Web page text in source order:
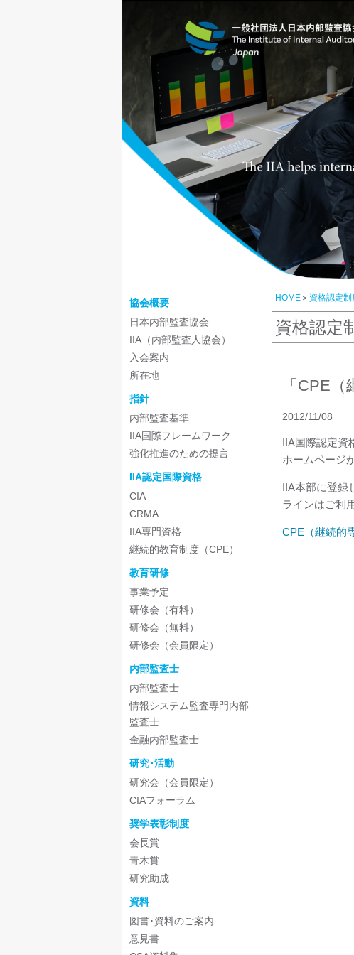
協会概要
日本内部監査協会
IIA（内部監査人協会）
入会案内
所在地
指針
内部監査基準
IIA国際フレームワーク
強化推進のための提言
IIA認定国際資格
CIA
CRMA
IIA専門資格
継続的教育制度（CPE）
教育研修
事業予定
研修会（有料）
研修会（無料）
研修会（会員限定）
内部監査士
内部監査士
情報システム監査専門内部
監査士
金融内部監査士
研究･活動
研究会（会員限定）
CIAフォーラム
奨学表彰制度
会長賞
青木賞
研究助成
資料
図書･資料のご案内
意見書
HOME ＞ 資格認定
資格認定
「CPE
2012/11/08
IIA国際認定資
ホームページ
IIA本部に登録
ラインはご利
CPE（継続的